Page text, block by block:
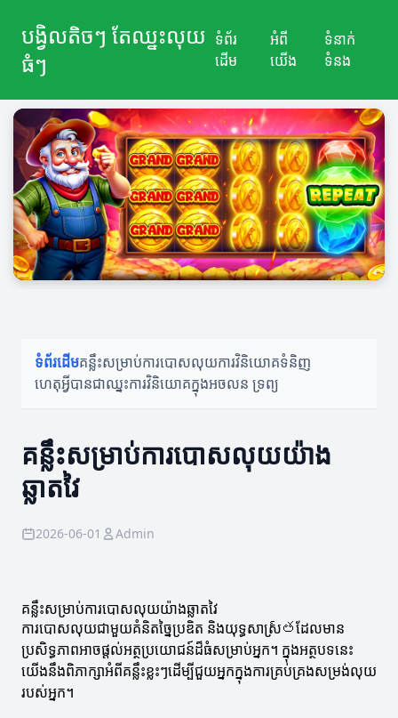
បង្វិលតិចៗ តែឈ្នះលុយ
ធំៗ
ទំព័រ
ដើម
អំពី
យើង
ទំនាក់
ទំនង
ទំព័រដើមគន្លឹះសម្រាប់ការបោសលុយការវិនិយោគទំនិញ
ហេតុអ្វីបានជាឈ្នះការវិនិយោគក្នុងអចលន ទ្រព្យ
គន្លឹះសម្រាប់ការបោសលុយយ៉ាង
ឆ្លាតវៃ
2026-06-01 Admin
គន្លឹះសម្រាប់ការបោសលុយយ៉ាងឆ្លាតវៃ
ការបោសលុយជាមួយគំនិតច្នៃប្រឌិត និងយុទ្ធសាស្រ్తដែលមាន
ប្រសិទ្ធភាពអាចផ្តល់អត្ថប្រយោជន៍ដ៏ធំសម្រាប់អ្នក។ ក្នុងអត្ថបទនេះ
យើងនឹងពិភាក្សាអំពីគន្លឹះខ្លះៗដើម្បីជួយអ្នកក្នុងការគ្រប់គ្រងសម្រង់លុយ
របស់អ្នក។